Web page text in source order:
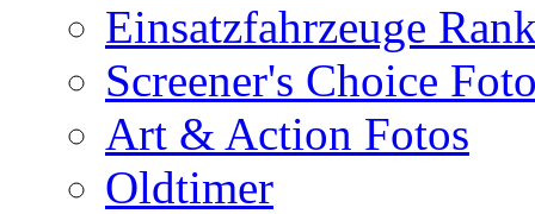
Einsatzfahrzeuge
Screener's Choice
Art & Action Fotos
Oldtimer